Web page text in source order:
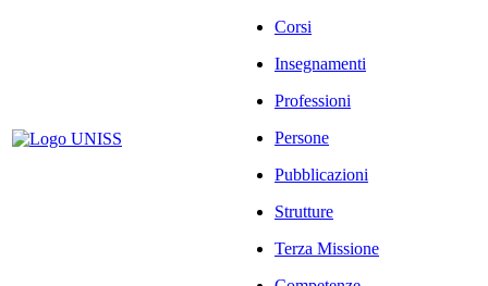
Corsi
Insegnamenti
Professioni
Persone
Pubblicazioni
Strutture
Terza Missione